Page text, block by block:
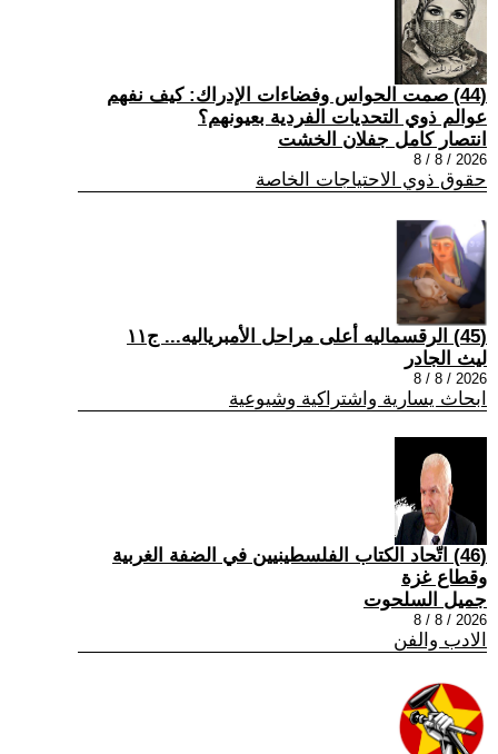
(44) صمت الحواس وفضاءات الإدراك: كيف نفهم
عوالم ذوي التحديات الفردية بعيونهم؟
انتصار كامل جفلان الخشت
2026 / 8 / 8
حقوق ذوي الاحتياجات الخاصة
(45) الرقسماليه أعلى مراحل الأمبرياليه... ج١١
ليث الجادر
2026 / 8 / 8
ابحاث يسارية واشتراكية وشيوعية
(46) اتّحاد الكتاب الفلسطينيين في الضفة الغربية
وقطاع غزة
جميل السلحوت
2026 / 8 / 8
الادب والفن